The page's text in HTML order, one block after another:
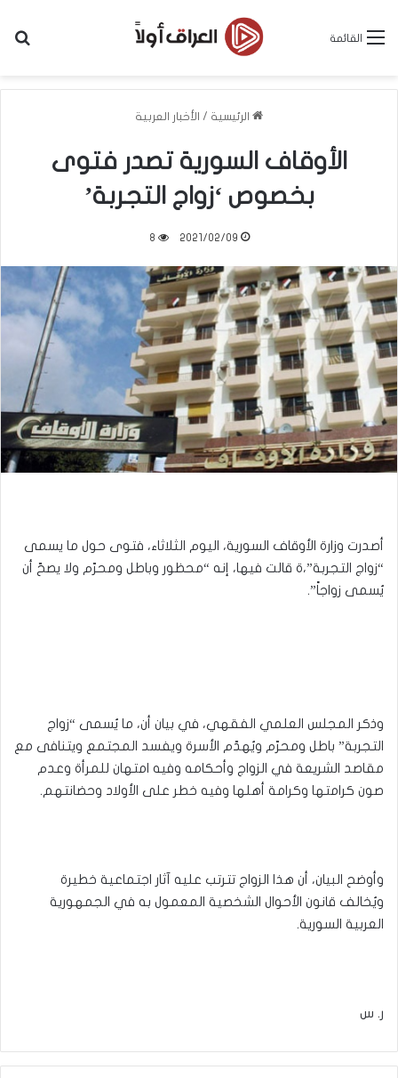
القائمة
الرئيسية / الأخبار العربية
الأوقاف السورية تصدر فتوى
بخصوص ‘زواج التجربة’
2021/02/09
8
أصدرت وزارة الأوقاف السورية، اليوم الثلاثاء، فتوى حول ما يسمى
“زواج التجربة”،ة قالت فيها، إنه “محظور وباطل ومحرّم ولا يصحّ أن
يُسمى زواجاً”.
وذكر المجلس العلمي الفقهي، في بيان أن، ما يُسمى “زواج
التجربة” باطل ومحرّم ويُهدّم الأسرة ويفسد المجتمع ويتنافى مع
مقاصد الشريعة في الزواج وأحكامه وفيه امتهان للمرأة وعدم
صون كرامتها وكرامة أهلها وفيه خطر على الأولاد وحضانتهم.
وأوضح البيان، أن هذا الزواج تترتب عليه آثار اجتماعية خطيرة
ويُخالف قانون الأحوال الشخصية المعمول به في الجمهورية
العربية السورية.
ر. س